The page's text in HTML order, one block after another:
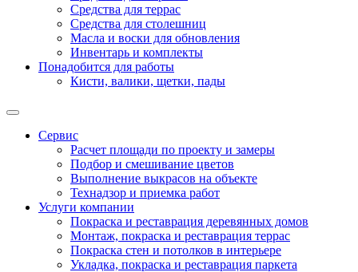
Средства для террас
Средства для столешниц
Масла и воски для обновления
Инвентарь и комплекты
Понадобится для работы
Кисти, валики, щетки, пады
Сервис
Расчет площади по проекту и замеры
Подбор и смешивание цветов
Выполнение выкрасов на объекте
Технадзор и приемка работ
Услуги компании
Покраска и реставрация деревянных домов
Монтаж, покраска и реставрация террас
Покраска стен и потолков в интерьере
Укладка, покраска и реставрация паркета